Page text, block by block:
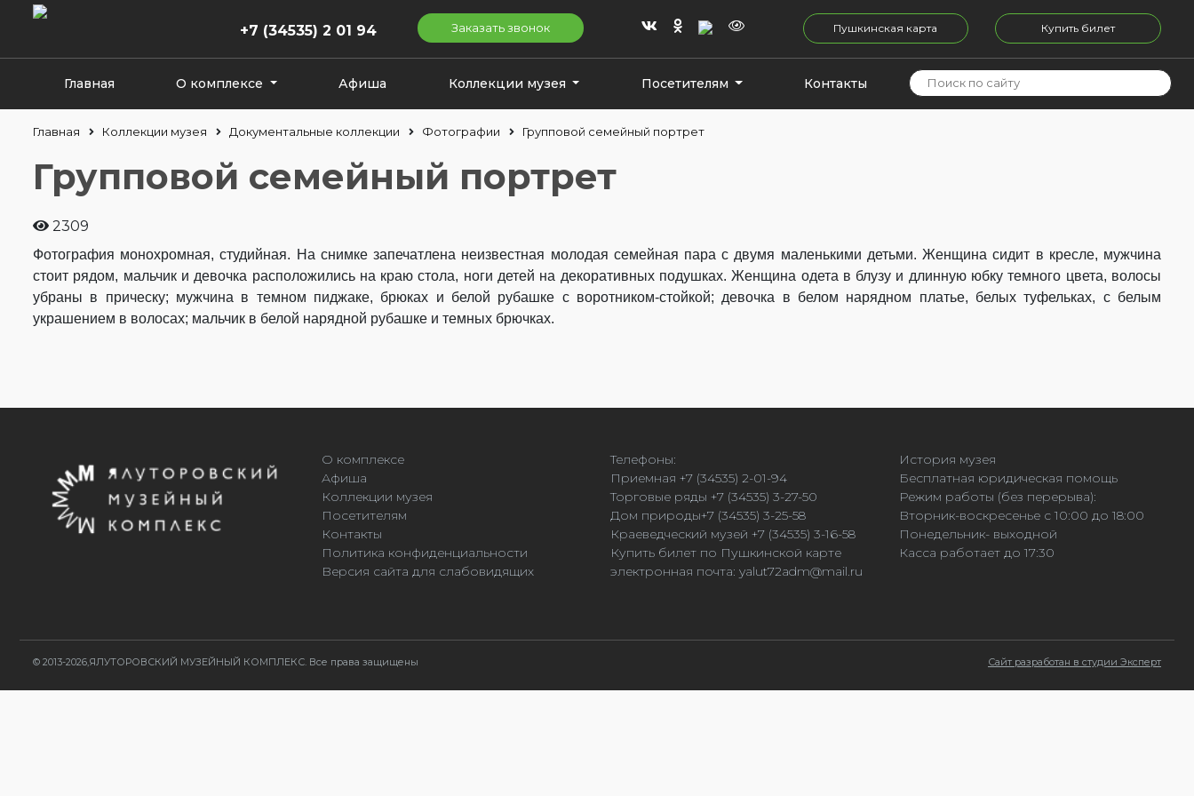
+7 (34535) 2 01 94 Заказать звонок Пушкинская карта Купить билет
Главная О комплексе Афиша Коллекции музея Посетителям Контакты
Главная Коллекции музея Документальные коллекции Фотографии Групповой семейный портрет
Групповой семейный портрет
2309
Фотография монохромная, студийная. На снимке запечатлена неизвестная молодая семейная пара с двумя маленькими детьми. Женщина сидит в кресле, мужчина
стоит рядом, мальчик и девочка расположились на краю стола, ноги детей на декоративных подушках. Женщина одета в блузу и длинную юбку темного цвета, волосы
убраны в прическу; мужчина в темном пиджаке, брюках и белой рубашке с воротником-стойкой; девочка в белом нарядном платье, белых туфельках, с белым
украшением в волосах; мальчик в белой нарядной рубашке и темных брючках.
О комплексе
Афиша
Коллекции музея
Посетителям
Контакты
Политика конфиденциальности
Версия сайта для слабовидящих
Телефоны:
Приемная +7 (34535) 2-01-94
Торговые ряды +7 (34535) 3-27-50
Дом природы+7 (34535) 3-25-58
Краеведческий музей +7 (34535) 3-16-58
Купить билет по Пушкинской карте
электронная почта: yalut72adm@mail.ru
История музея
Бесплатная юридическая помощь
Режим работы (без перерыва):
Вторник-воскресенье с 10:00 до 18:00
Понедельник- выходной
Касса работает до 17:30
© 2013-2026,ЯЛУТОРОВСКИЙ МУЗЕЙНЫЙ КОМПЛЕКС. Все права защищены Сайт разработан в студии Эксперт